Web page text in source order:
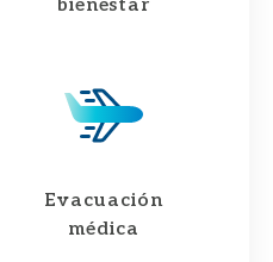
bienestar
Evacuación
médica